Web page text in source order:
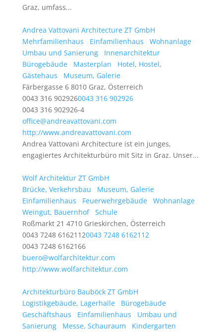
Graz, umfass...
Andrea Vattovani Architecture ZT GmbH
Mehrfamilienhaus
Einfamilienhaus
Wohnanlage
Umbau und Sanierung
Innenarchitektur
Bürogebäude
Masterplan
Hotel, Hostel,
Gästehaus
Museum, Galerie
Färbergasse 6 8010 Graz, Österreich
0043 316 9029260043 316 902926
0043 316 902926-4
office@andreavattovani.com
http://www.andreavattovani.com
Andrea Vattovani Architecture ist ein junges,
engagiertes Architekturbüro mit Sitz in Graz. Unser...
Wolf Architektur ZT GmbH
Brücke, Verkehrsbau
Museum, Galerie
Einfamilienhaus
Feuerwehrgebäude
Wohnanlage
Weingut, Bauernhof
Schule
Roßmarkt 21 4710 Grieskirchen, Österreich
0043 7248 61621120043 7248 6162112
0043 7248 6162166
buero@wolfarchitektur.com
http://www.wolfarchitektur.com
Architekturbüro Bauböck ZT GmbH
Logistikgebäude, Lagerhalle
Bürogebäude
Geschäftshaus
Einfamilienhaus
Umbau und
Sanierung
Messe, Schauraum
Kindergarten